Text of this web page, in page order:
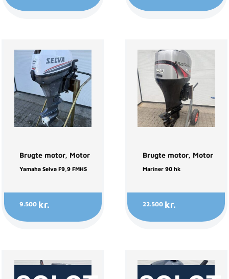
Brugte motor, Motor
Yamaha Selva F9,9 FMHS
9.500 kr.
Brugte motor, Motor
Mariner 90 hk
22.500 kr.